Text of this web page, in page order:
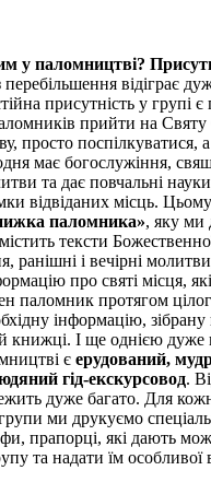
у паломництві?
перебільшення відіграє
присутність у групі
прийти на Святу
просто поспілкуватися,
має богослужіння,
та дає повчальні
відвіданих місць. Цьому
паломника», яку ми
тексти
ранішні і вечірні
про святі місця,
паломник протягом
інформацію,
книжці. І ще однією
є ерудований,
гід-екскурсовод.
дуже багато. Для
ми друкуємо
прапорці, які дають
та надати їм особливої